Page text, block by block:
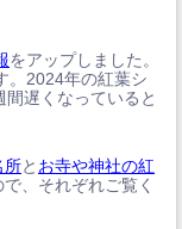
をアップしました。
。2024年の紅葉シ
遅くなっていると
所と お寺や神社の紅
、それぞれご覧く